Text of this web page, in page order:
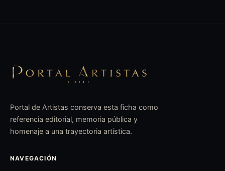
Portal de Artistas conserva esta ficha como
referencia editorial, memoria pública y
homenaje a una trayectoria artística.
NAVEGACIÓN